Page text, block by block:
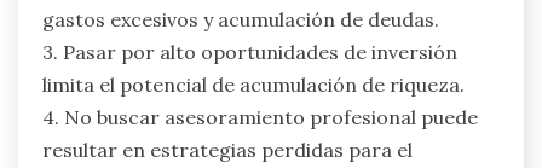
gastos excesivos y acumulación de deudas.
3. Pasar por alto oportunidades de inversión
limita el potencial de acumulación de riqueza.
4. No buscar asesoramiento profesional puede
resultar en estrategias perdidas para el